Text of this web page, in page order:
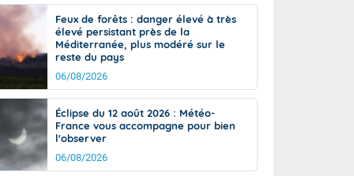
de
Phénomènes dangereux de J+2 à J+7
Avertissement pluies intenses à l'échelle
des communes (Apic)
Bulletins Marine
d'avalanche
Météo des forêts
Vigicrues
Feux de forêts : danger élevé à très
élevé persistant près de la
Méditerranée, plus modéré sur le
reste du pays
06/08/2026
Éclipse du 12 août 2026 : Météo-
France vous accompagne pour bien
l'observer
06/08/2026